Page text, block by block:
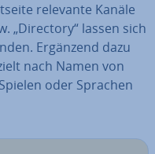
relevante Kanäle
„Directory“ lassen sich
Ergänzend dazu
nach Namen von
oder Sprachen